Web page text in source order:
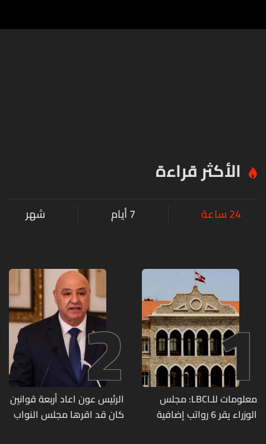
الأكثر قراءة
24 ساعة 7 أيام شهر
1
معلومات للـLBCI: مجلس
الوزراء يقر 6 رواتب إضافية
2
الرئيس عون اعاد أربعة قوانين
كان قد اقرها مجلس النواب